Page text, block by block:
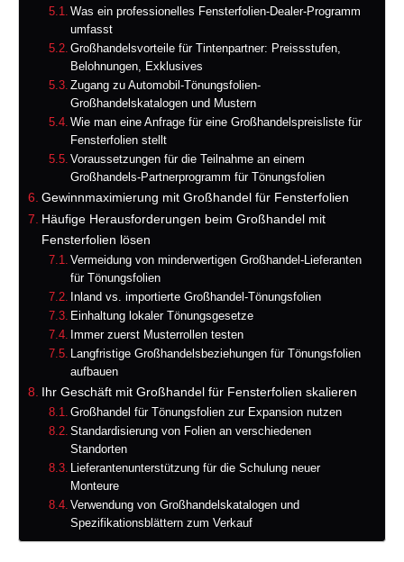
Was ein professionelles Fensterfolien-Dealer-Programm
umfasst
Großhandelsvorteile für Tintenpartner: Preissstufen,
Belohnungen, Exklusives
Zugang zu Automobil-Tönungsfolien-
Großhandelskatalogen und Mustern
Wie man eine Anfrage für eine Großhandelspreisliste für
Fensterfolien stellt
Voraussetzungen für die Teilnahme an einem
Großhandels-Partnerprogramm für Tönungsfolien
Gewinnmaximierung mit Großhandel für Fensterfolien
Häufige Herausforderungen beim Großhandel mit
Fensterfolien lösen
Vermeidung von minderwertigen Großhandel-Lieferanten
für Tönungsfolien
Inland vs. importierte Großhandel-Tönungsfolien
Einhaltung lokaler Tönungsgesetze
Immer zuerst Musterrollen testen
Langfristige Großhandelsbeziehungen für Tönungsfolien
aufbauen
Ihr Geschäft mit Großhandel für Fensterfolien skalieren
Großhandel für Tönungsfolien zur Expansion nutzen
Standardisierung von Folien an verschiedenen
Standorten
Lieferantenunterstützung für die Schulung neuer
Monteure
Verwendung von Großhandelskatalogen und
Spezifikationsblättern zum Verkauf